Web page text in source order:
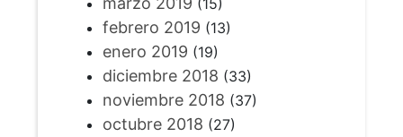
(15)
febrero 2019 (13)
enero 2019 (19)
diciembre 2018 (33)
noviembre 2018 (37)
octubre 2018 (27)